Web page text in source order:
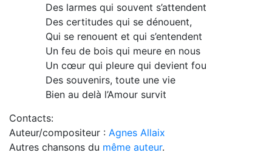
Des larmes qui souvent s’attendent
Des certitudes qui se dénouent,
Qui se renouent et qui s’entendent
Un feu de bois qui meure en nous
Un cœur qui pleure qui devient fou
Des souvenirs, toute une vie
Bien au delà l’Amour survit
Contacts:
Auteur/compositeur : Agnes Allaix
Autres chansons du même auteur.